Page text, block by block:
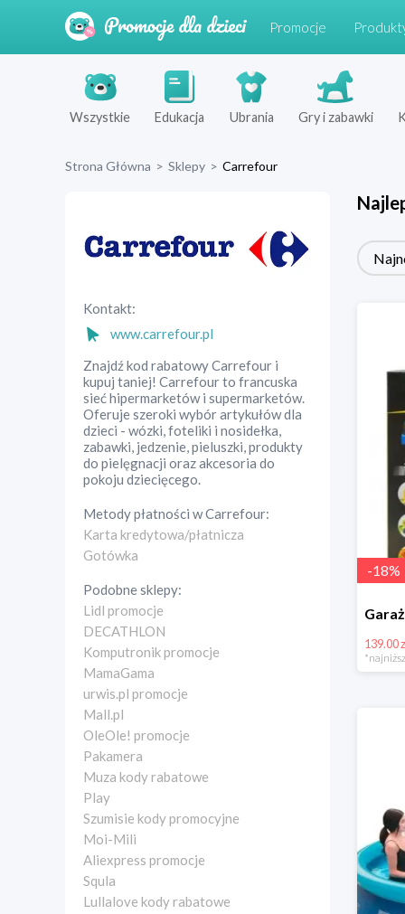
Promocje
Wszystkie Edukacja Ubrania Gry i zabawki
Strona Główna > Sklepy > Carrefour
Kontakt:
www.carrefour.pl
Znajdź kod rabatowy Carrefour i
kupuj taniej! Carrefour to francuska
sieć hipermarketów i supermarketów.
Oferuje szeroki wybór artykułów dla
dzieci - wózki, foteliki i nosidełka,
zabawki, jedzenie, pieluszki, produkty
do pielęgnacji oraz akcesoria do
pokoju dziecięcego.
Metody płatności wCarrefour:
Karta kredytowa/płatnicza
Gotówka
Podobne sklepy:
Lidl promocje
DECATHLON
Komputronik promocje
MamaGama
urwis.pl promocje
Mall.pl
OleOle! promocje
Pakamera
Muza kody rabatowe
Play
Szumisie kody promocyjne
Moi-Mili
Aliexpress promocje
Squla
Lullalove kody rabatowe
-18%
139.00